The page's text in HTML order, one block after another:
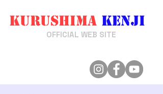
OFFICIAL WEB SITE
Kurushima Kenji